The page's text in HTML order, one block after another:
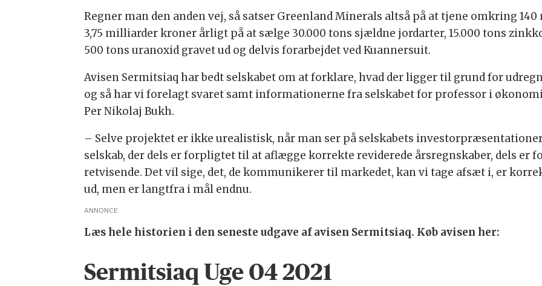
Regner man den anden vej, så satser Greenland Minerals altså på at tjene omkring
3,75 milliarder kroner årligt på at sælge 30.000 tons sjældne jordarter, 15.000 tons
500 tons uranoxid gravet ud og delvis forarbejdet ved Kuannersuit.
Avisen Sermitsiaq har bedt selskabet om at forklare, hvad der ligger til grund for
og så har vi forelagt svaret samt informationerne fra selskabet for professor i
Per Nikolaj Bukh.
– Selve projektet er ikke urealistisk, når man ser på selskabets
selskab, der dels er forpligtet til at aflægge korrekte reviderede årsregnskaber, dels
retvisende. Det vil sige, det, de kommunikerer til markedet, kan vi tage afsæt i, er
ud, men er langtfra i mål endnu.
ANNONCE
Læs hele historien i den seneste udgave af avisen Sermitsiaq. Køb avisen her:
Sermitsiaq Uge 04 2021